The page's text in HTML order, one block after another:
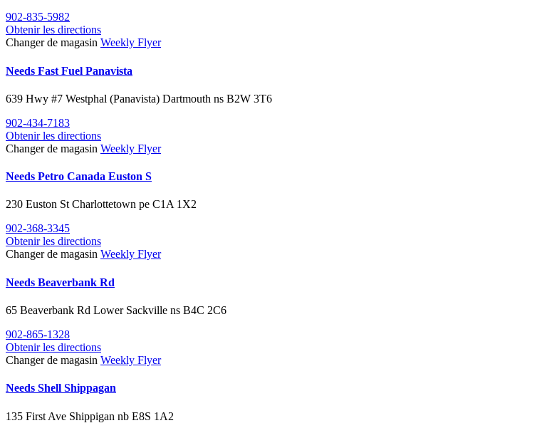
902-835-5982
Obtenir les directions
Changer de magasin Weekly Flyer
Needs Fast Fuel Panavista
639 Hwy #7 Westphal (Panavista) Dartmouth ns B2W 3T6
902-434-7183
Obtenir les directions
Changer de magasin Weekly Flyer
Needs Petro Canada Euston S
230 Euston St Charlottetown pe C1A 1X2
902-368-3345
Obtenir les directions
Changer de magasin Weekly Flyer
Needs Beaverbank Rd
65 Beaverbank Rd Lower Sackville ns B4C 2C6
902-865-1328
Obtenir les directions
Changer de magasin Weekly Flyer
Needs Shell Shippagan
135 First Ave Shippigan nb E8S 1A2